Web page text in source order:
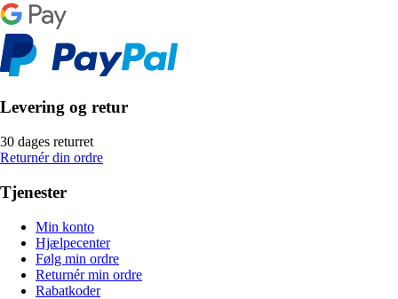
Levering og retur
30 dages returret
Returnér din ordre
Tjenester
Min konto
Hjælpecenter
Følg min ordre
Returnér min ordre
Rabatkoder